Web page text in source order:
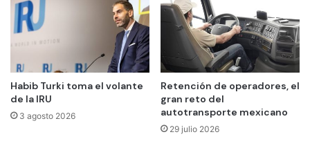
Habib Turki toma el volante
de la IRU
3 agosto 2026
Retención de operadores, el
gran reto del
autotransporte mexicano
29 julio 2026